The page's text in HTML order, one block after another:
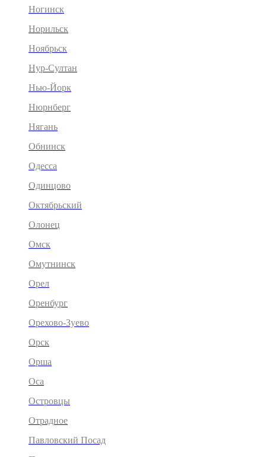
Ногинск
Норильск
Ноябрьск
Нур-Султан
Нью-Йорк
Нюрнберг
Нягань
Обнинск
Одесса
Одинцово
Октябрьский
Олонец
Омск
Омутнинск
Орел
Оренбург
Орехово-Зуево
Орск
Орша
Оса
Островцы
Отрадное
Павловский Посад